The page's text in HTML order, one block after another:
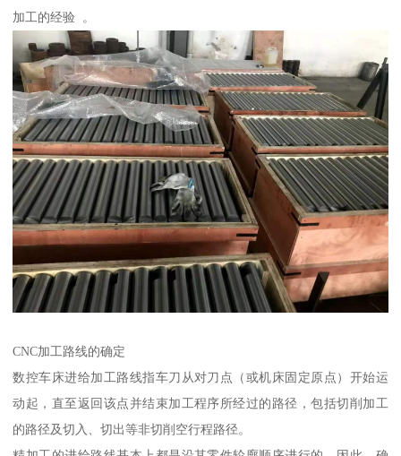
加工的经验 。
CNC加工路线的确定
数控车床进给加工路线指车刀从对刀点（或机床固定原点）开始运
动起，直至返回该点并结束加工程序所经过的路径，包括切削加工
的路径及切入、切出等非切削空行程路径。